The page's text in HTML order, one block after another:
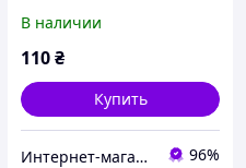
В наличии
110₴
Купить
Интернет-магазин "Novida" 96%